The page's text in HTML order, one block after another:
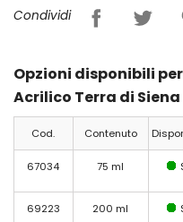
Condividi
Opzioni disponibili
Acrilico Terra di
Cod. Contenuto
67034 75 ml
69223 200 ml